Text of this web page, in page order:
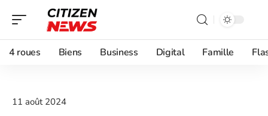
4 roues Biens Business Digital Famille
11 août 2024